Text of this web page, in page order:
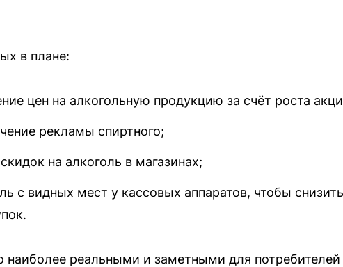
в плане:
цен на алкогольную продукцию за счёт роста
рекламы спиртного;
на алкоголь в магазинах;
с видных мест у кассовых аппаратов, чтобы
наиболее реальными и заметными для